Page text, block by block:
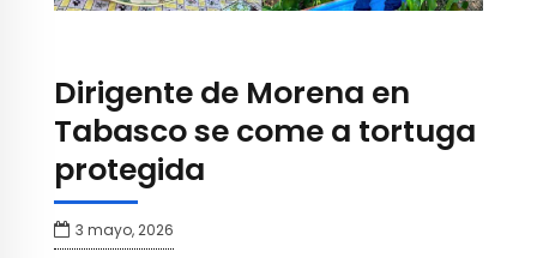
Dirigente de Morena en
Tabasco se come a tortuga
protegida
3 mayo, 2026